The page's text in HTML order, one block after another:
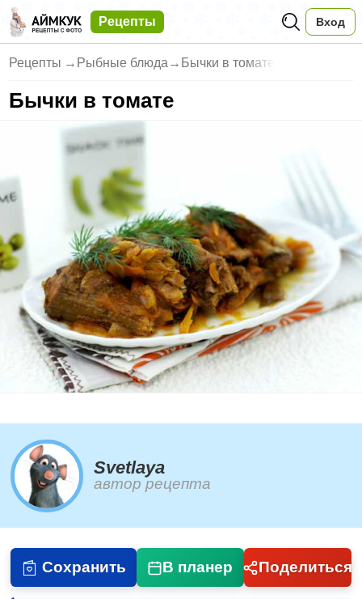
Рецепты Вход
Рецепты → Рыбные блюда → Бычки в томате
Бычки в томате
Svetlaya
автор рецепта
Сохранить В планер Поделиться